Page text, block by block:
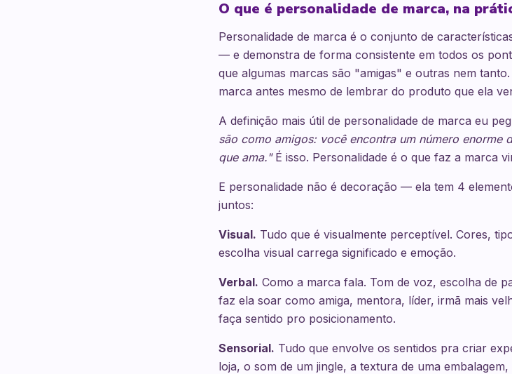
O que é personalidade de marca, na
Personalidade de marca é o conjunto de
— e demonstra de forma consistente em todos os
que algumas marcas são "amigas" e outras nem
marca antes mesmo de lembrar do produto que ela
A definição mais útil de personalidade de marca eu
são como amigos: você encontra um número enorme
que ama."É isso. Personalidade é o que faz a marca
E personalidade não é decoração — ela tem 4
juntos:
Visual. Tudo que é visualmente perceptível. Cores,
escolha visual carrega significado e emoção.
Verbal. Como a marca fala. Tom de voz, escolha de
faz ela soar como amiga, mentora, líder, irmã mais
faça sentido pro posicionamento.
Sensorial. Tudo que envolve os sentidos pra criar
loja, o som de um jingle, a textura de uma